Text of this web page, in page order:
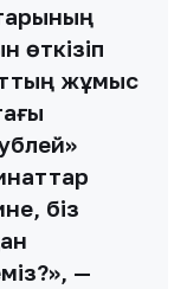
өткізіп
жұмыс
біз
—